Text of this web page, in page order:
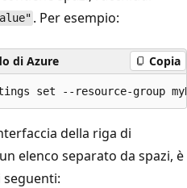
. Per esempio:
di Azure Copia
della riga di
elenco separato da spazi, è